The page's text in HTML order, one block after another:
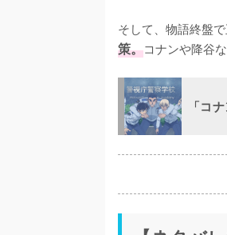
そして、物語終盤
策。コナンや降谷
「コ